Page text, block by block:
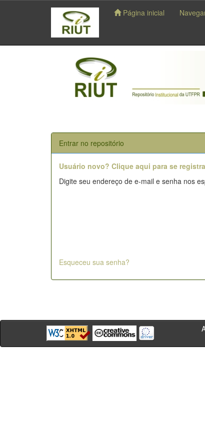
navigation
Página inicial
Entrar no repositório
Usuário novo? Clique aqui para se
Digite seu endereço de e-mail e senha nos
Esqueceu sua senha?
Av. Sete